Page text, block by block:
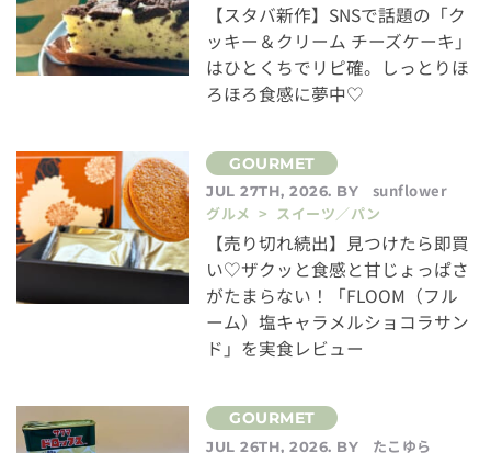
【スタバ新作】SNSで話題の「ク
ッキー＆クリーム チーズケーキ」
はひとくちでリピ確。しっとりほ
ろほろ食感に夢中♡
JUL 27TH, 2026. BY
sunflower
グルメ > スイーツ／パン
【売り切れ続出】見つけたら即買
い♡ザクッと食感と甘じょっぱさ
がたまらない！「FLOOM（フル
ーム）塩キャラメルショコラサン
ド」を実食レビュー
JUL 26TH, 2026. BY
たこゆら